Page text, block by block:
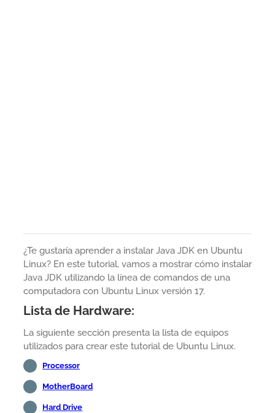
¿Te gustaría aprender a instalar Java JDK en Ubuntu
Linux? En este tutorial, vamos a mostrar cómo instalar
Java JDK utilizando la línea de comandos de una
computadora con Ubuntu Linux versión 17.
Lista de Hardware:
La siguiente sección presenta la lista de equipos
utilizados para crear este tutorial de Ubuntu Linux.
Processor
MotherBoard
Hard Drive